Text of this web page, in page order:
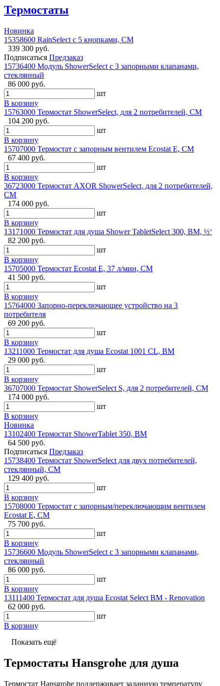
Термостаты
Новинка
15358600 RainSelect с 5 кнопками, СМ
339 300 руб.
Подписаться Предзаказ
15736400 Модуль ShowerSelect с 3 запорными клапанами,
стеклянный
86 000 руб.
шт
В корзину
15763000 Термостат ShowerSelect, для 2 потребителей, СМ
104 200 руб.
шт
В корзину
15707000 Термостат с запорным вентилем Ecostat E, СМ
67 400 руб.
шт
В корзину
36723000 Термостат AXOR ShowerSelect, для 2 потребителей,
СМ
174 000 руб.
шт
В корзину
13171000 Термостат для душа Shower TabletSelect 300, BM, ½‘
82 200 руб.
шт
В корзину
15705000 Термостат Ecostat E, 37 л/мин, СМ
41 500 руб.
шт
В корзину
15764000 Запорно-переключающее устройство на 3
потребителя
69 200 руб.
шт
В корзину
13211000 Термостат для душа Ecostat 1001 CL, ВМ
29 000 руб.
шт
В корзину
36707000 Термостат ShowerSelect S, для 2 потребителей, СМ
174 000 руб.
шт
В корзину
Новинка
13102400 Термостат ShowerTablet 350, ВМ
64 500 руб.
Подписаться Предзаказ
15738400 Термостат ShowerSelect для двух потребителей,
стеклянный, СМ
129 400 руб.
шт
В корзину
15708000 Термостат с запорным/переключающим вентилем
Ecostat E, СМ
75 700 руб.
шт
В корзину
15736600 Модуль ShowerSelect с 3 запорными клапанами,
стеклянный
86 000 руб.
шт
В корзину
13111400 Термостат для душа Ecostat Select ВМ - Renovation
62 000 руб.
шт
В корзину
Показать ещё
Термостаты Hansgrohe для душа
Термостат Hansgrohe поддерживает заданную температуру